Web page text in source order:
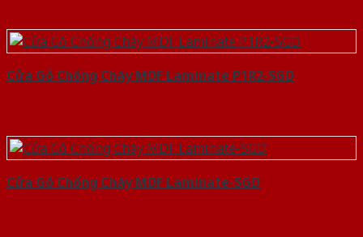
Cửa Gỗ Chống Cháy MDF Laminate P1R2-SGD
Cửa Gỗ Chống Cháy MDF Laminate-SGD